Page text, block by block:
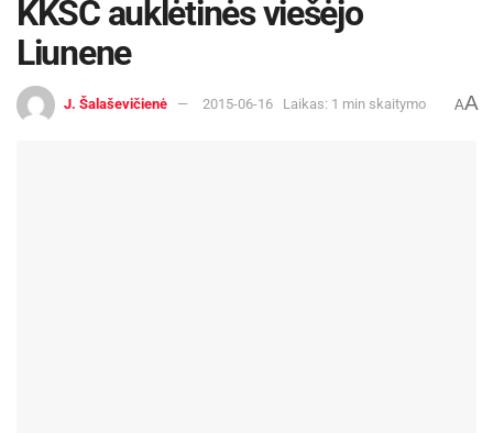
KKSC auklėtinės viešėjo
Liunene
J. Šalaševičienė 2015-06-16 Laikas: 1 min skaitymo AA